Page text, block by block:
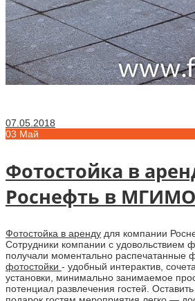
07.05.2018
03 Май
Фотостойка в
Роснефть в МГИМО
Фотостойка в аренду для компании
Сотрудники компании с удовольствием
получали моментально распечатанные
фотостойки - удобный интерактив,
установки, минимально занимаемое
потенциал развлечения гостей.